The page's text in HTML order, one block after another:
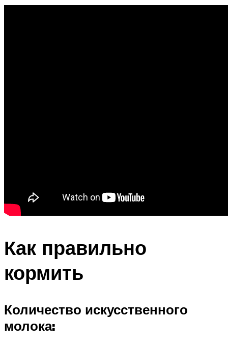
Как правильно
кормить
Количество искусственного
молока: